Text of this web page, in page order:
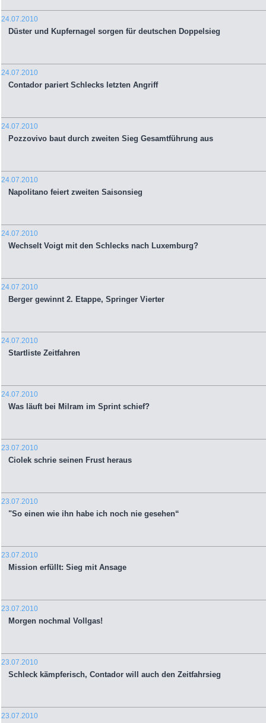
24.07.2010
Düster und Kupfernagel sorgen für deutschen Doppelsieg
24.07.2010
Contador pariert Schlecks letzten Angriff
24.07.2010
Pozzovivo baut durch zweiten Sieg Gesamtführung aus
24.07.2010
Napolitano feiert zweiten Saisonsieg
24.07.2010
Wechselt Voigt mit den Schlecks nach Luxemburg?
24.07.2010
Berger gewinnt 2. Etappe, Springer Vierter
24.07.2010
Startliste Zeitfahren
24.07.2010
Was läuft bei Milram im Sprint schief?
23.07.2010
Ciolek schrie seinen Frust heraus
23.07.2010
"So einen wie ihn habe ich noch nie gesehen“
23.07.2010
Mission erfüllt: Sieg mit Ansage
23.07.2010
Morgen nochmal Vollgas!
23.07.2010
Schleck kämpferisch, Contador will auch den Zeitfahrsieg
23.07.2010